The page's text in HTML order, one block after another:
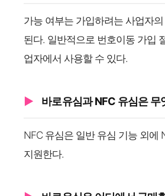
가능 여부는 가입하려는 사업자
된다. 일반적으로 번호이동 가입
업자에서 사용할 수 있다.
바로유심과 NFC 유심은 무
NFC 유심은 일반 유심 기능 외에
지원한다.